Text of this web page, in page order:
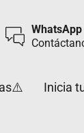
WhatsApp
Inicia